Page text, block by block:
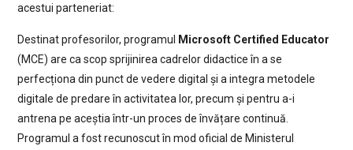
acestui parteneriat:
Destinat profesorilor, programul
Microsoft Certified Educator
(MCE) are ca scop sprijinirea cadrelor didactice în a se
perfecționa din punct de vedere digital și a integra metodele
digitale de predare în activitatea lor, precum și pentru a-i
antrena pe aceștia într-un proces de învățare continuă.
Programul a fost recunoscut în mod oficial de Ministerul